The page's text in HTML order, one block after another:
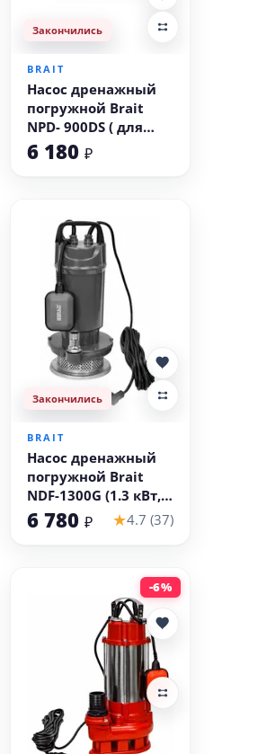
Закончились
BRAIT
Насос дренажный
погружной Brait
NPD- 900DS ( для
грязной воды)
6 180 ₽
Закончились
BRAIT
Насос дренажный
погружной Brait
NDF-1300G (1.3 кВт,
сетка, грязная вода)
6 780 ₽ ★4.7 (37)
-6%